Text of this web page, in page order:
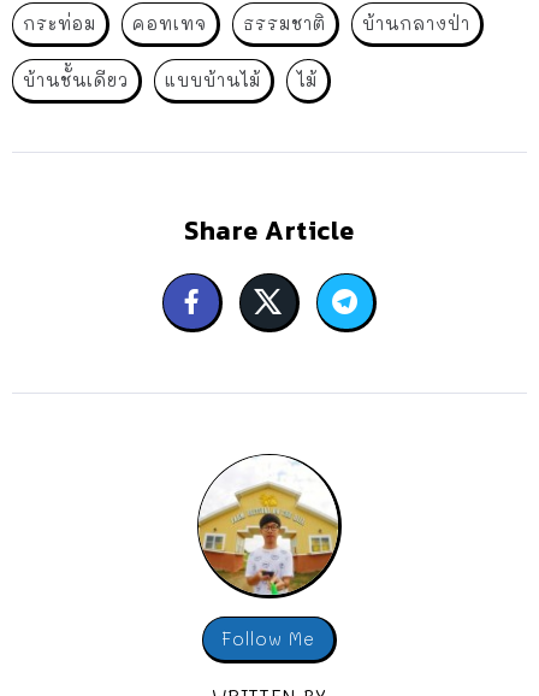
กระท่อม คอทเทจ ธรรมชาติ บ้านกลางป่า
บ้านชั้นเดียว แบบบ้านไม้ ไม้
Share Article
Follow Me